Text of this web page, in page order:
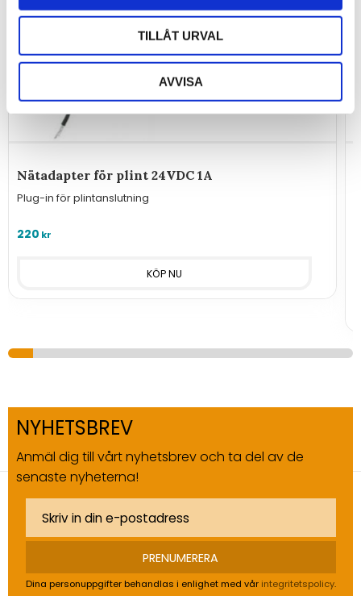
TILLÅT URVAL
AVVISA
Nätadapter för plint 24VDC 1A
Plug-in för plintanslutning
220 kr
NYHETSBREV
Anmäl dig till vårt nyhetsbrev och ta del av de
senaste nyheterna!
PRENUMERERA
Dina personuppgifter behandlas i enlighet med vår integritetspolicy.